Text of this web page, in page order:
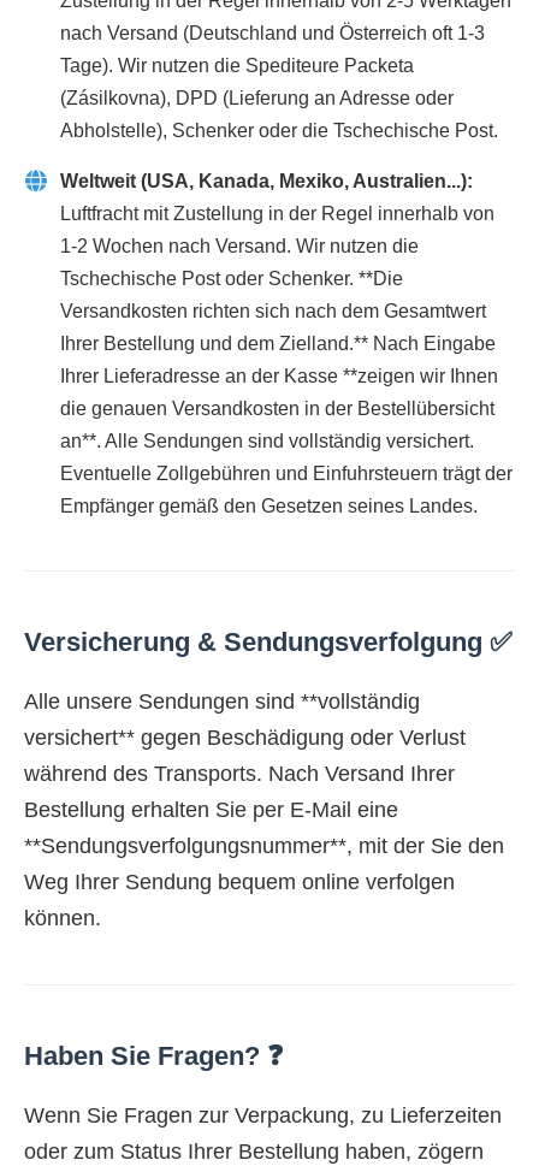
nach Versand (Deutschland und Österreich oft 1-3
Tage). Wir nutzen die Spediteure Packeta
(Zásilkovna), DPD (Lieferung an Adresse oder
Abholstelle), Schenker oder die Tschechische Post.
Weltweit (USA, Kanada, Mexiko, Australien...):
Luftfracht mit Zustellung in der Regel innerhalb von
1-2 Wochen nach Versand. Wir nutzen die
Tschechische Post oder Schenker. **Die
Versandkosten richten sich nach dem Gesamtwert
Ihrer Bestellung und dem Zielland.** Nach Eingabe
Ihrer Lieferadresse an der Kasse **zeigen wir Ihnen
die genauen Versandkosten in der Bestellübersicht
an**. Alle Sendungen sind vollständig versichert.
Eventuelle Zollgebühren und Einfuhrsteuern trägt der
Empfänger gemäß den Gesetzen seines Landes.
Versicherung & Sendungsverfolgung ✅
Alle unsere Sendungen sind **vollständig
versichert** gegen Beschädigung oder Verlust
während des Transports. Nach Versand Ihrer
Bestellung erhalten Sie per E-Mail eine
**Sendungsverfolgungsnummer**, mit der Sie den
Weg Ihrer Sendung bequem online verfolgen
können.
Haben Sie Fragen? ❓
Wenn Sie Fragen zur Verpackung, zu Lieferzeiten
oder zum Status Ihrer Bestellung haben, zögern